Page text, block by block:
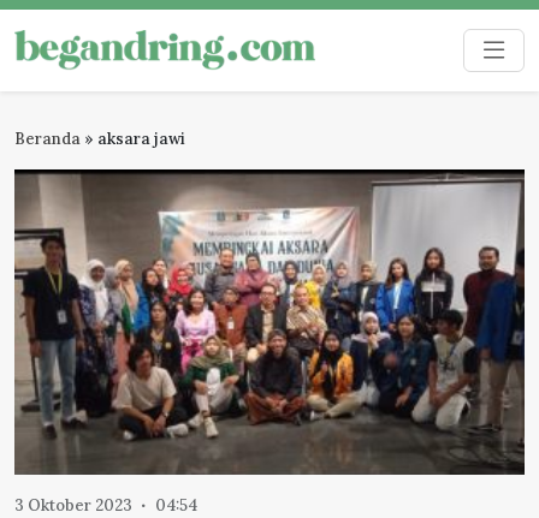
Skip
to
content
Begandring
Menjaga ingatan untuk masa depan
Beranda » aksara jawi
3 Oktober 2023 04:54